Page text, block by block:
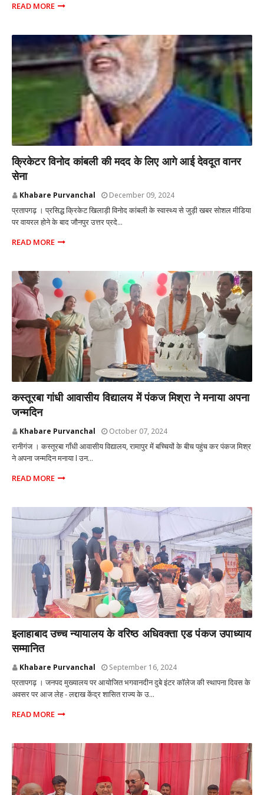
READ MORE
क्रिकेटर विनोद कांबली की मदद के लिए आगे आई देवदूत वानर
सेना
Khabare Purvanchal December 09, 2024
प्रतापगढ़ । प्रसिद्ध क्रिकेट खिलाड़ी विनोद कांबली के स्वास्थ्य से जुड़ी खबर सोशल मीडिया
पर वायरल होने के बाद जौनपुर उत्तर प्रदे...
READ MORE
कस्तूरबा गांधी आवासीय विद्यालय में पंकज मिश्रा ने मनाया अपना
जन्मदिन
Khabare Purvanchal October 07, 2024
रानीगंज । कस्तूरबा गाँधी आवासीय विद्यालय, रामापुर में बच्चियों के बीच पहुंच कर पंकज मिश्र
ने अपना जन्मदिन मनाया l उन...
READ MORE
इलाहाबाद उच्च न्यायालय के वरिष्ठ अधिवक्ता एड पंकज उपाध्याय
सम्मानित
Khabare Purvanchal September 16, 2024
प्रतापगढ़ । जनपद मुख्यालय पर आयोजित भगवानदीन दुबे इंटर कॉलेज की स्थापना दिवस के
अवसर पर आज लेह - लद्दाख केंद्र शासित राज्य के उ...
READ MORE